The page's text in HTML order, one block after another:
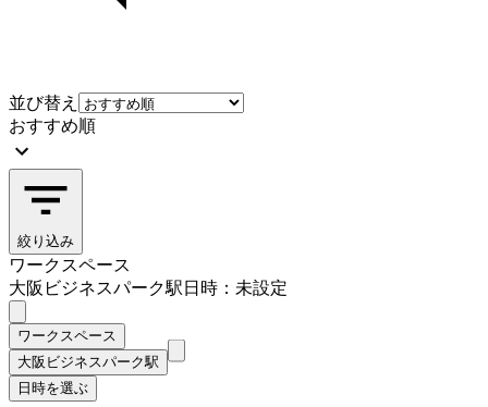
並び替え
おすすめ順
絞り込み
ワークスペース
大阪ビジネスパーク駅日時：未設定
ワークスペース
大阪ビジネスパーク駅
日時を選ぶ